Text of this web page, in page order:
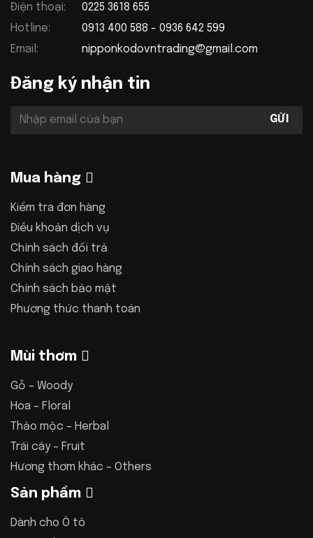
Điện thoại:
0225 3618 655
Hotline:
0913 400 588 - 0936 642 599
Email:
nipponkodovntrading@gmail.com
Đăng ký nhận tin
Mua hàng
Kiểm tra đơn hàng
Điều khoản dịch vụ
Chính sách đổi trả
Chính sách giao hàng
Chính sách bảo mật
Phương thức thanh toán
Mùi thơm
Gỗ – Woody
Hoa – Floral
Thảo mộc – Herbal
Trái cây – Fruit
Hương thơm khác – Others
Sản phẩm
Dành cho Ô tô